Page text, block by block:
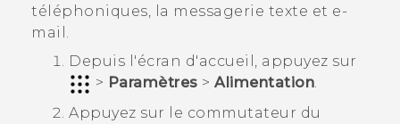
téléphoniques, la messagerie texte et e-
mail.
Depuis l'écran d'accueil , appuyez sur
> Paramètres > Alimentation.
Appuyez sur le commutateur du